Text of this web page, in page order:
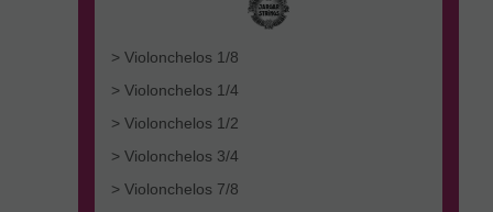
> Violonchelos 1/8
> Violonchelos 1/4
> Violonchelos 1/2
> Violonchelos 3/4
> Violonchelos 7/8